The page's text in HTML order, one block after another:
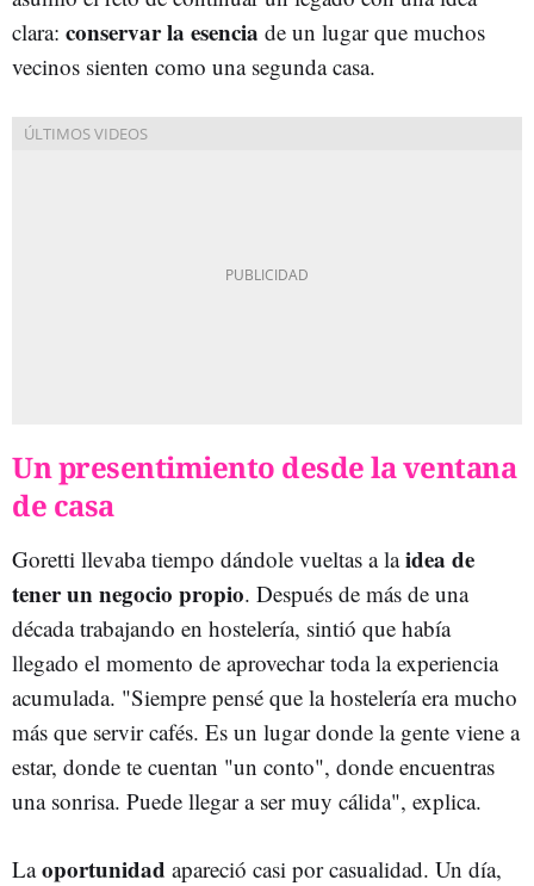
clara: conservar la esencia de un lugar que muchos
vecinos sienten como una segunda casa.
Un presentimiento desde la ventana
de casa
Goretti llevaba tiempo dándole vueltas a laidea de
tener un negocio propio. Después de más de una
década trabajando en hostelería, sintió que había
llegado el momento de aprovechar toda la experiencia
acumulada. "Siempre pensé que la hostelería era mucho
más que servir cafés. Es un lugar donde la gente viene a
estar, donde te cuentan "un conto", donde encuentras
una sonrisa. Puede llegar a ser muy cálida", explica.
Laoportunidad apareció casi por casualidad. Un día,